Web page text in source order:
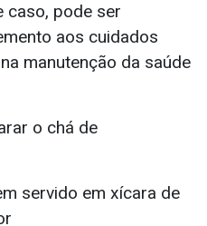
caso, pode ser
aos cuidados
manutenção da saúde
o chá de